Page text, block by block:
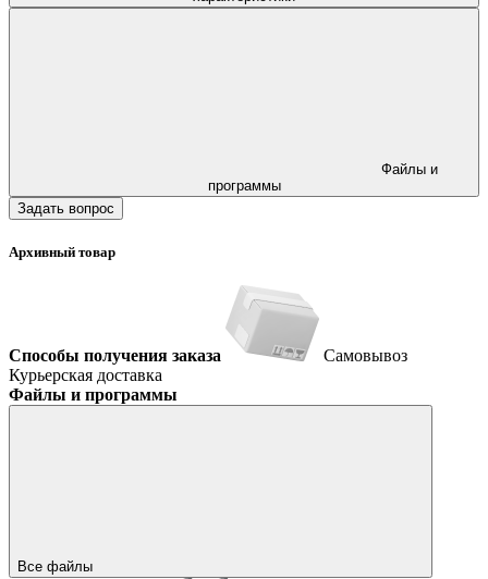
программы
Задать вопрос
Архивный товар
Способы получения заказа
Самовывоз
Курьерская доставка
Файлы и программы
Все файлы